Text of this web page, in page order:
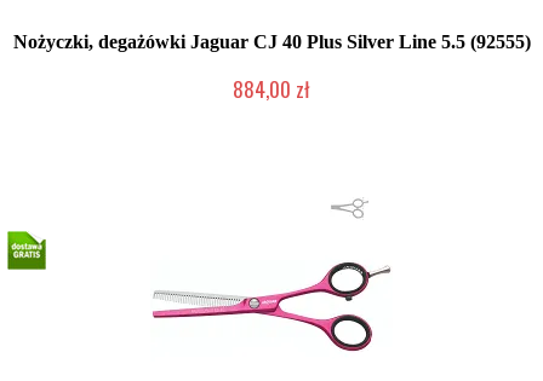
Nożyczki, degażówki Jaguar CJ 40 Plus Silver Line 5.5 (92555)
884,00 zł